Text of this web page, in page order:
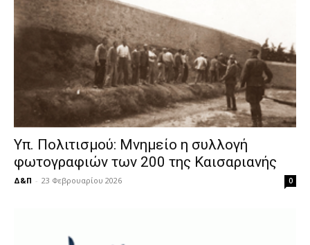
Υπ. Πολιτισμού: Μνημείο η συλλογή
φωτογραφιών των 200 της Καισαριανής
Δ&Π - 23 Φεβρουαρίου 2026 0